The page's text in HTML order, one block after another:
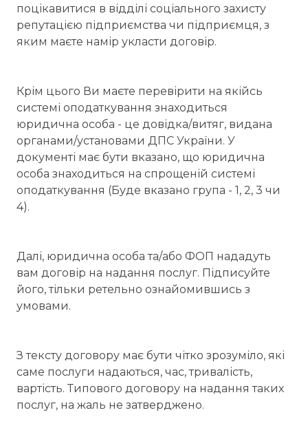
поцікавитися в відділі соціального захисту
репутацією підприємства чи підприємця, з
яким маєте намір укласти договір.
Крім цього Ви маєте перевірити на якійсь
системі оподаткування знаходиться
юридична особа - це довідка/витяг, видана
органами/установами ДПС України. У
документі має бути вказано, що юридична
особа знаходиться на спрощеній системі
оподаткування (Буде вказано група - 1, 2, 3 чи
4).
Далі, юридична особа та/або ФОП нададуть
вам договір на надання послуг. Підписуйте
його, тільки ретельно ознайомившись з
умовами.
З тексту договору має бути чітко зрозуміло, які
саме послуги надаються, час, тривалість,
вартість. Типового договору на надання таких
послуг, на жаль не затверджено.